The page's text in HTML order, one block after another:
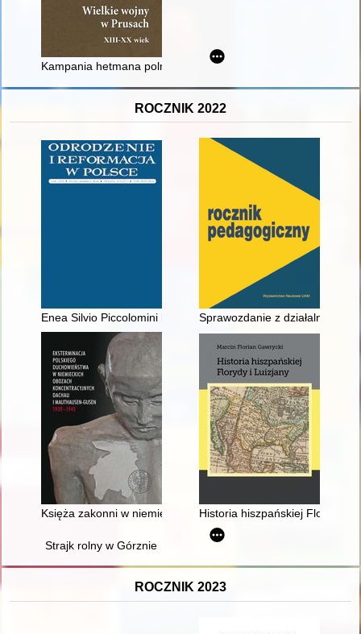
Kampania hetmana polnego litewskiego Wincentego
ROCZNIK 2022
Enea Silvio Piccolomini broni poezji - recenzja]
Sprawozdanie z działalności
Księża zakonni w niemieckim obozie koncentracyjnym
Historia hiszpańskiej Florydy i
Strajk rolny w Górznie
ROCZNIK 2023